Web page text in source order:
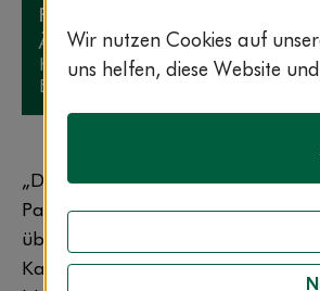
PD Dr. Petra Voiß
Ärztliche Leitung Integrative
KEM
Evang. Kliniken Essen-Mitte
„Die Diagnose Krebs ist wie ein
Patienten werden davon
überwältigt und gehen dann
Kampfmodus“, erzählt PD Dr.
Wir nutzen Cookies auf
uns helfen, diese Website